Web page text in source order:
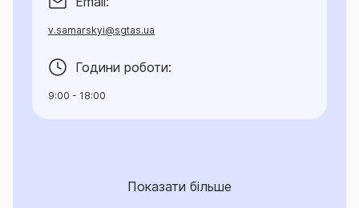
v.samarskyi@sgtas.ua
Години роботи:
9:00 - 18:00
Показати більше